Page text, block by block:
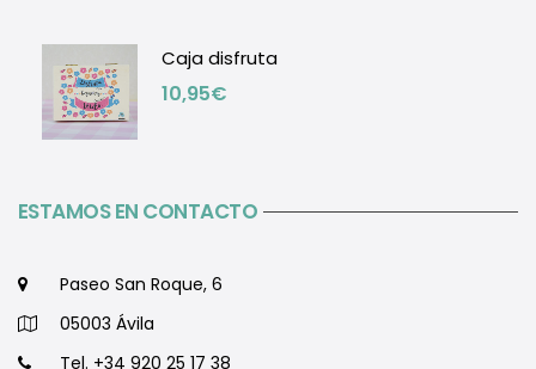
Caja disfruta
10,95€
ESTAMOS EN CONTACTO
Paseo San Roque, 6
05003 Ávila
Tel. +34 920 25 17 38